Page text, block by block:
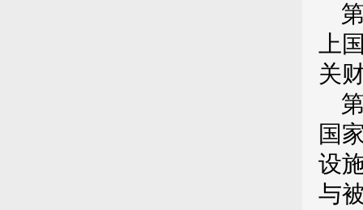
上
关
国
设
与